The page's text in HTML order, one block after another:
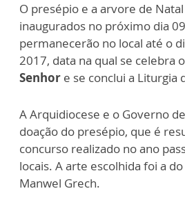
O presépio e a arvore de
inaugurados no próximo dia
permanecerão no local até o
2017, data na qual se celebra o
Senhor e se conclui a Liturgia
A Arquidiocese e o Governo
doação do presépio, que é
concurso realizado no ano
locais. A arte escolhida foi a
Manwel Grech.